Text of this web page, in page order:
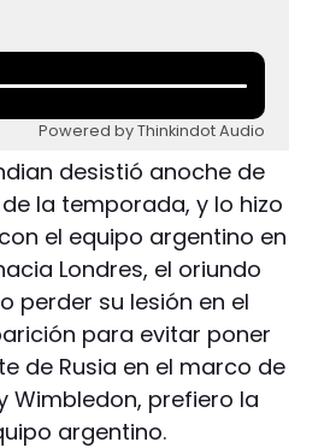
Powered by Thinkindot Audio
desistió anoche de
la temporada, y lo hizo
el equipo argentino en
Londres, el oriundo
perder su lesión en el
para evitar poner
de Rusia en el marco de
Wimbledon, prefiero la
argentino.